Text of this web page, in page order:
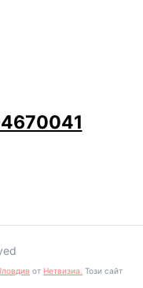
от Нетвизиа. Този сайт